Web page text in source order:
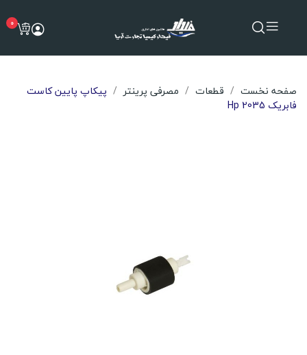
0
صفحه نخست قطعات مصرفی پرینتر
پیکاپ پایین کاست
فابریک Hp 2035